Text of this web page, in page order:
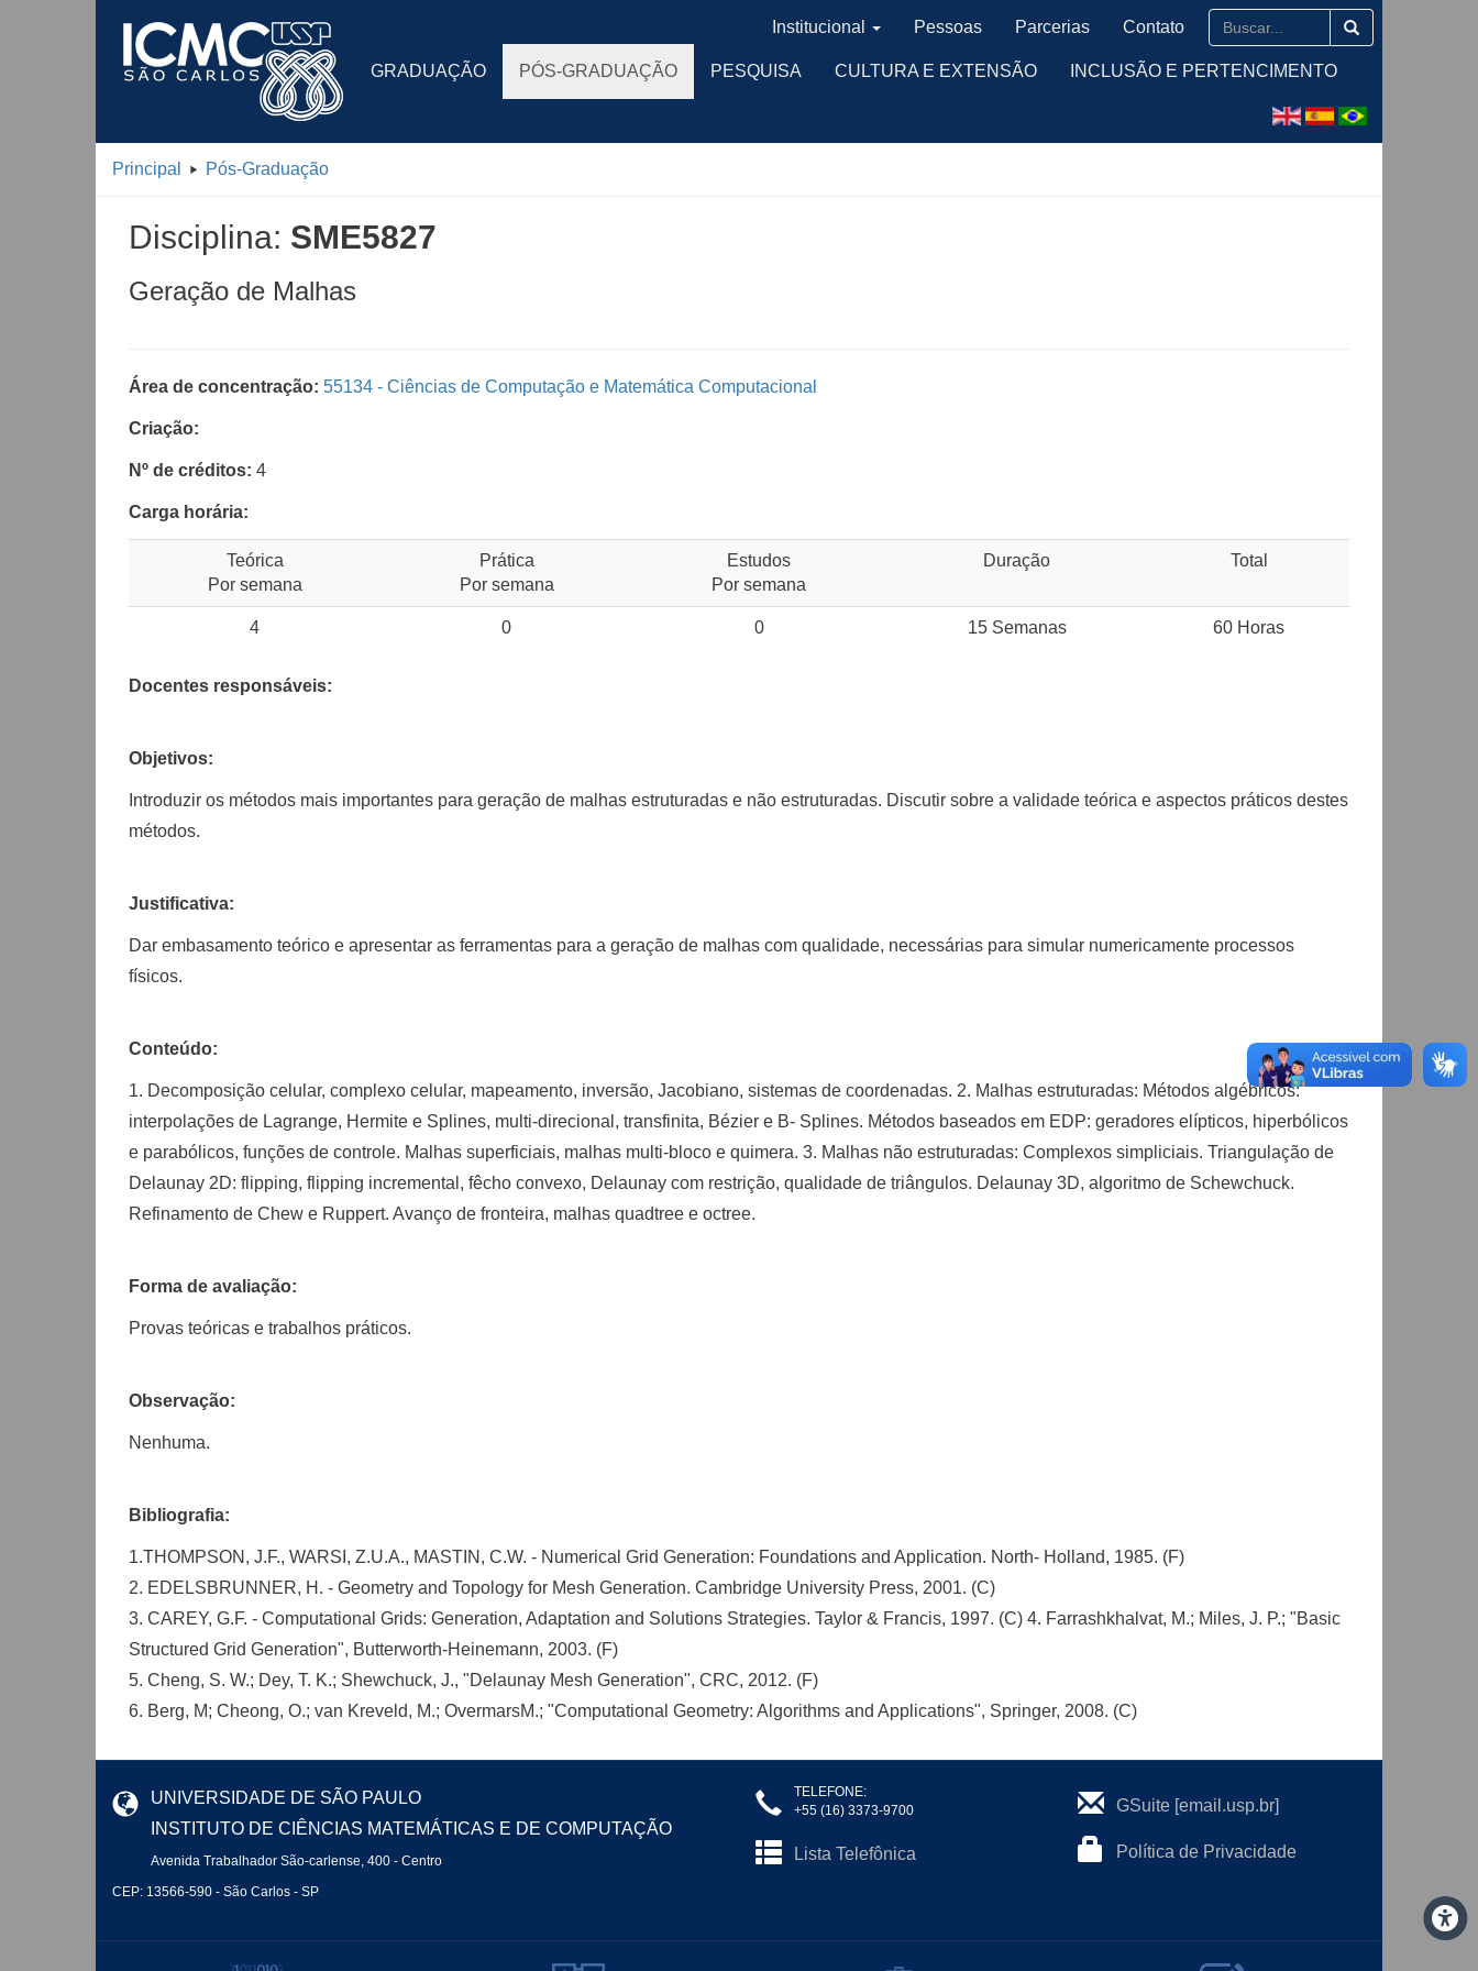
GRADUAÇÃO PÓS-GRADUAÇÃO PESQUISA CULTURA E EXTENSÃO INCLUSÃO E PERTENCIMENTO
Institucional Pessoas Parcerias Contato
Principal Pós-Graduação
Disciplina: SME5827
Geração de Malhas
Área de concentração: 55134 - Ciências de Computação e Matemática Computacional
Criação:
Nº de créditos: 4
Carga horária:
Teórica
Por semana
Prática
Por semana
Estudos
Por semana
Duração Total
4 0 0 15 Semanas 60 Horas
Docentes responsáveis:
Objetivos:
Introduzir os métodos mais importantes para geração de malhas estruturadas e não estruturadas. Discutir sobre a validade teórica e aspectos práticos destes
métodos.
Justificativa:
Dar embasamento teórico e apresentar as ferramentas para a geração de malhas com qualidade, necessárias para simular numericamente processos
físicos.
Conteúdo:
1. Decomposição celular, complexo celular, mapeamento, inversão, Jacobiano, sistemas de coordenadas. 2. Malhas estruturadas: Métodos algébricos:
interpolações de Lagrange, Hermite e Splines, multi-direcional, transfinita, Bézier e B- Splines. Métodos baseados em EDP: geradores elípticos, hiperbólicos
e parabólicos, funções de controle. Malhas superficiais, malhas multi-bloco e quimera. 3. Malhas não estruturadas: Complexos simpliciais. Triangulação de
Delaunay 2D: flipping, flipping incremental, fêcho convexo, Delaunay com restrição, qualidade de triângulos. Delaunay 3D, algoritmo de Schewchuck.
Refinamento de Chew e Ruppert. Avanço de fronteira, malhas quadtree e octree.
Forma de avaliação:
Provas teóricas e trabalhos práticos.
Observação:
Nenhuma.
Bibliografia:
1.THOMPSON, J.F., WARSI, Z.U.A., MASTIN, C.W. - Numerical Grid Generation: Foundations and Application. North- Holland, 1985. (F)
2. EDELSBRUNNER, H. - Geometry and Topology for Mesh Generation. Cambridge University Press, 2001. (C)
3. CAREY, G.F. - Computational Grids: Generation, Adaptation and Solutions Strategies. Taylor & Francis, 1997. (C) 4. Farrashkhalvat, M.; Miles, J. P.; "Basic
Structured Grid Generation", Butterworth-Heinemann, 2003. (F)
5. Cheng, S. W.; Dey, T. K.; Shewchuck, J., "Delaunay Mesh Generation", CRC, 2012. (F)
6. Berg, M; Cheong, O.; van Kreveld, M.; OvermarsM.; "Computational Geometry: Algorithms and Applications", Springer, 2008. (C)
UNIVERSIDADE DE SÃO PAULO
INSTITUTO DE CIÊNCIAS MATEMÁTICAS E DE COMPUTAÇÃO
Avenida Trabalhador São-carlense, 400 - Centro
CEP: 13566-590 - São Carlos - SP
TELEFONE:
+55 (16) 3373-9700
Lista Telefônica
GSuite [email.usp.br]
Política de Privacidade